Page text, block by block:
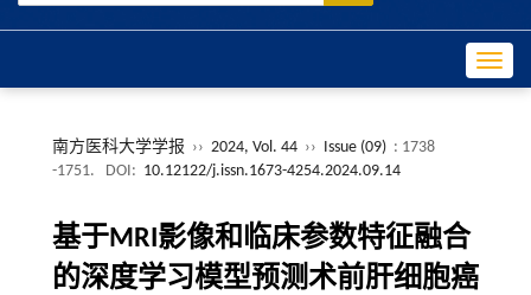
南方医科大学学报 ›› 2024, Vol. 44 ›› Issue (09) : 1738
-1751.
DOI: 10.12122/j.issn.1673-4254.2024.09.14
基于MRI影像和临床参数特征融合
的深度学习模型预测术前肝细胞癌